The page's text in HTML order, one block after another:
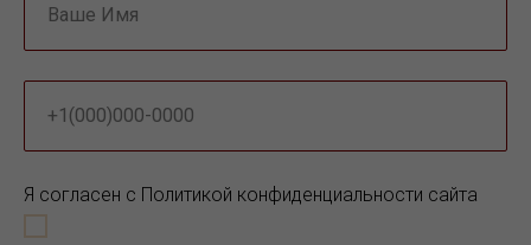
Ваше Имя
+1(000)000-0000
Я согласен с Политикой конфиденциальности сайта